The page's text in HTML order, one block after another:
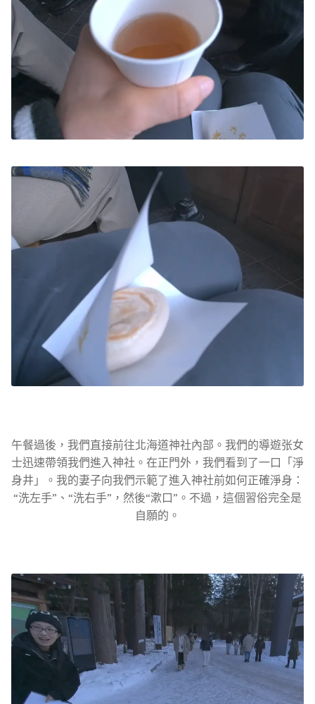
午餐過後，我們直接前往北海道神社內部。我們的導遊张女
士迅速帶領我們進入神社。在正門外，我們看到了一口「淨
身井」。我的妻子向我們示範了進入神社前如何正確淨身：
“洗左手”、“洗右手”，然後“漱口”。不過，這個習俗完全是
自願的。